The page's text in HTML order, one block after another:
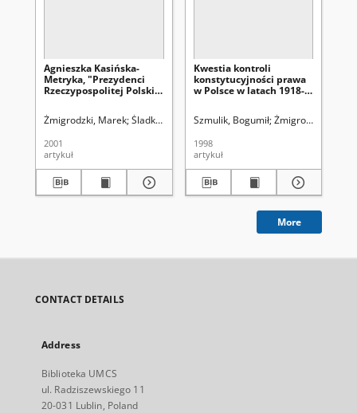
Agnieszka Kasińska-
Metryka, "Prezydenci
Rzeczypospolitej Polskiej
Wydział Zarządzania i
Administracji Akademii
Kielcach, Kielce 2000, s.
232 [recenzja]
Żmigrodzki, Marek Śladkowski, Wiesław (1935-). Red.
2001
artykuł
Kwestia kontroli
konstytucyjności prawa
w Polsce w latach 1918-
Szmulik, Bogumił Żmigrodzki, Marek
1998
artykuł
More
CONTACT DETAILS
Address
Biblioteka UMCS
ul. Radziszewskiego 11
20-031 Lublin, Poland